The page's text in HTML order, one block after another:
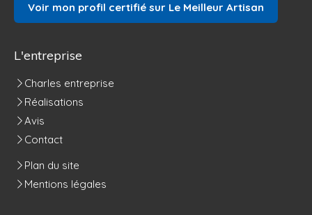
Voir mon profil certifié sur Le Meilleur Artisan
L'entreprise
Charles entreprise
Réalisations
Avis
Contact
Plan du site
Mentions légales